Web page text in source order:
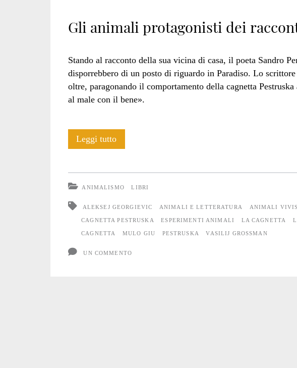
Gli animali protagonisti dei
Stando al racconto della sua vicina di casa, il poeta Sandro
disporrebbero di un posto di riguardo in Paradiso. Lo
oltre, paragonando il comportamento della cagnetta
al male con il bene».
Leggi tuttoIl
una
cagnetta
ANIMALISMO LIBRI
ALEKSEJ GEORGIEVIC ANIMALI E LETTERATURA ANIMALI
CAGNETTA PESTRUSKA ESPERIMENTI ANIMALI LA CAGNETTA
CAGNETTA MULO GIU PESTRUSKA VASILIJ GROSSMAN
UN COMMENTO